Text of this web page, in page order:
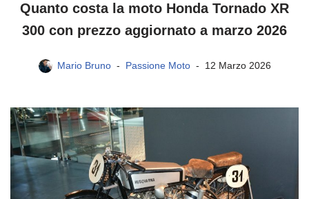
Quanto costa la moto Honda Tornado XR
300 con prezzo aggiornato a marzo 2026
Mario Bruno Passione Moto 12 Marzo 2026